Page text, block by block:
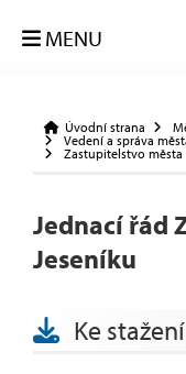
MENU
Úvodní strana
Vedení a správa
Zastupitelstvo města
Jednací řád
Jeseníku
Ke stažení